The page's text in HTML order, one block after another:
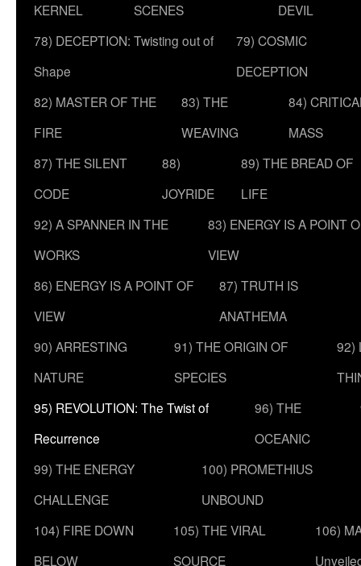
KERNEL
SCENES
DEVIL
78) DECEPTION: Twisting out of
Shape
79) COSMIC
DECEPTION
82) MASTER OF THE
FIRE
83) THE
WEAVING
84)
MASS
87) THE SILENT
CODE
88)
JOYRIDE
89) THE BREAD OF
LIFE
92) A SPANNER IN THE
WORKS
83) ENERGY IS A POINT
VIEW
86) ENERGY IS A POINT OF
VIEW
87) TRUTH IS
ANATHEMA
90) ARRESTING
NATURE
91) THE ORIGIN OF
SPECIES
92)
95) REVOLUTION: The Twist of
Recurrence
96) THE
OCEANIC
99) THE ENERGY
CHALLENGE
100) PROMETHIUS
UNBOUND
104) FIRE DOWN
BELOW
105) THE VIRAL
SOURCE
106)